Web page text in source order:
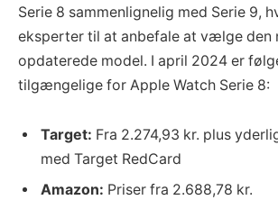
Serie 8 sammenlignelig med Serie 9,
eksperter til at anbefale at vælge den
opdaterede model. I april 2024 er
tilgængelige for Apple Watch Serie 8:
Target: Fra 2.274,93 kr. plus
med Target RedCard
Amazon: Priser fra 2.688,78 kr.